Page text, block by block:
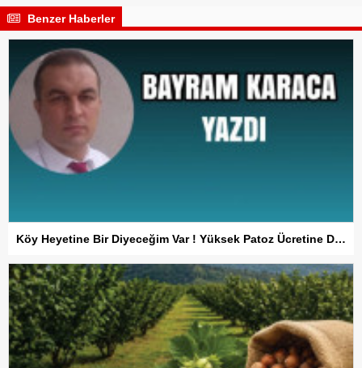
Benzer Haberler
Köy Heyetine Bir Diyeceğim Var ! Yüksek Patoz Ücretine Dur De